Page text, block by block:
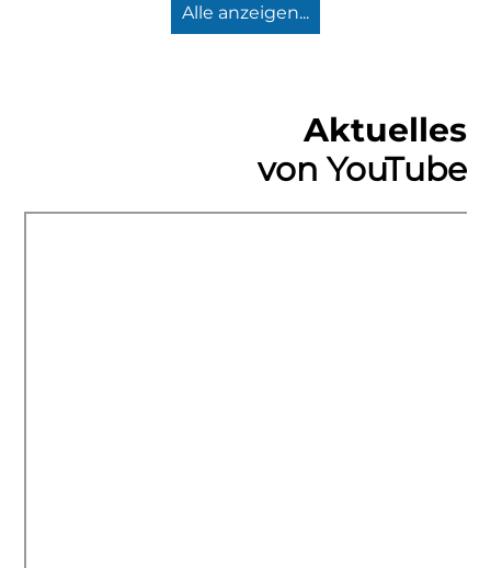
Alle anzeigen...
Aktuelles
von YouTube